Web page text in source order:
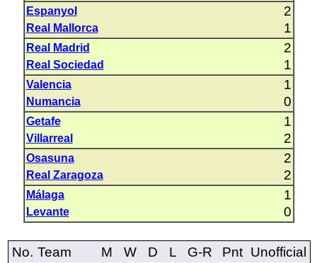
Espanyol 2
Real Mallorca 1
Real Madrid 2
Real Sociedad 1
Valencia 1
Numancia 0
Getafe 1
Villarreal 2
Osasuna 2
Real Zaragoza 2
Málaga 1
Levante 0
No. Team M W D L G-R Pnt Unofficial